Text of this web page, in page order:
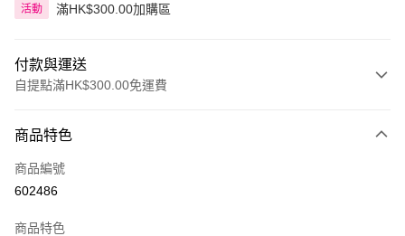
活動 滿HK$300.00加購區
付款與運送
自提點滿HK$300.00免運費
信用卡
Apple Pay
商品特色
商品編號
602486
商品特色